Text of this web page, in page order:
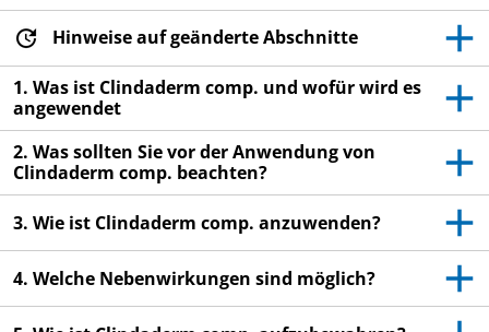
verschrieben. Geben Sie es nicht an Dritte weiter.
Es kann anderen Menschen schaden, auch wenn
diese die gleichen Beschwerden haben wie Sie.
Wenn Sie Nebenwirkungen bemerken, wenden Sie
sich an Ihren Arzt oder Apotheker. Dies gilt auch
für Nebenwirkungen, die nicht in dieser
Packungsbeilage angegeben sind. Siehe Abschnitt
Hinweise auf geänderte Abschnitte
1. Was ist Clindaderm comp. und wofür wird es
angewendet
2. Was sollten Sie vor der Anwendung von
Clindaderm comp. beachten?
3. Wie ist Clindaderm comp. anzuwenden?
4. Welche Nebenwirkungen sind möglich?